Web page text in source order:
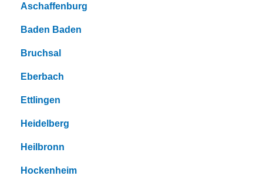
Aschaffenburg
Baden Baden
Bruchsal
Eberbach
Ettlingen
Heidelberg
Heilbronn
Hockenheim